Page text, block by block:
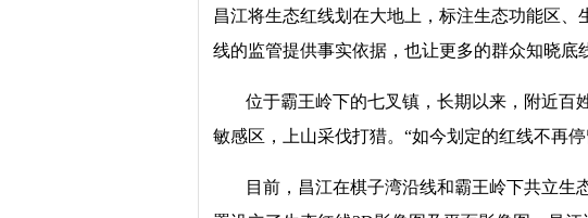
昌江将生态红线划在大地上，标注生态功能区
线的监管提供事实依据，也让更多的群众知晓底
位于霸王岭下的七叉镇，长期以来，附近百
敏感区，上山采伐打猎。“如今划定的红线不再
目前，昌江在棋子湾沿线和霸王岭下共立生